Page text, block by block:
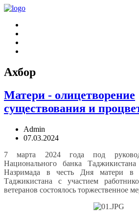
Ахбор
Матери - олицетворение
существования и
Admin
07.03.2024
7 марта 2024 года под
Национального банка
Назримада в честь Дня матери в
Таджикистана с участием
ветеранов состоялось торжественное